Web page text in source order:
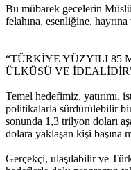
Bu mübarek gecelerin
felahına, esenliğine,
“TÜRKİYE YÜZYILI 85
ÜLKÜSÜ VE
Temel hedefimiz, yatırımı,
politikalarla sürdürülebilir
sonunda 1,3 trilyon doları
dolara yaklaşan kişi başına
Gerçekçi, ulaşılabilir ve